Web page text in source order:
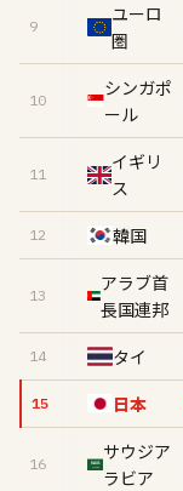
9
ユーロ
圏
10
シンガポ
ール
11
イギリ
ス
12 韓国
13
アラブ首
長国連邦
14 タイ
15 日本
16
サウジア
ラビア